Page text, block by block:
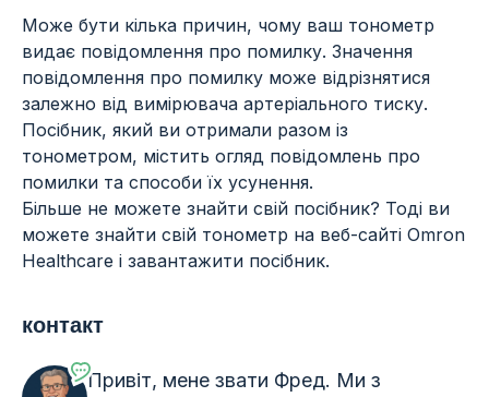
Може бути кілька причин, чому ваш тонометр
видає повідомлення про помилку. Значення
повідомлення про помилку може відрізнятися
залежно від вимірювача артеріального тиску.
Посібник, який ви отримали разом із
тонометром, містить огляд повідомлень про
помилки та способи їх усунення.
Більше не можете знайти свій посібник? Тоді ви
можете знайти свій тонометр на веб-сайті Omron
Healthcare і завантажити посібник.
контакт
Привіт, мене звати Фред. Ми з